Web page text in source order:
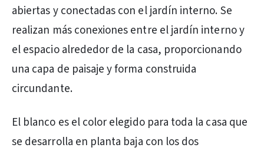
abiertas y conectadas con el jardín interno. Se
realizan más conexiones entre el jardín interno y
el espacio alrededor de la casa, proporcionando
una capa de paisaje y forma construida
circundante.
El blanco es el color elegido para toda la casa que
se desarrolla en planta baja con los dos